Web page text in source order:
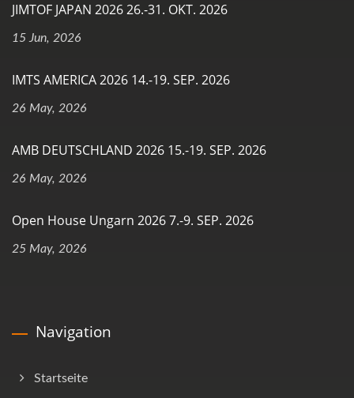
JIMTOF JAPAN 2026 26.-31. OKT. 2026
15 Jun, 2026
IMTS AMERICA 2026 14.-19. SEP. 2026
26 May, 2026
AMB DEUTSCHLAND 2026 15.-19. SEP. 2026
26 May, 2026
Open House Ungarn 2026 7.-9. SEP. 2026
25 May, 2026
Navigation
Startseite